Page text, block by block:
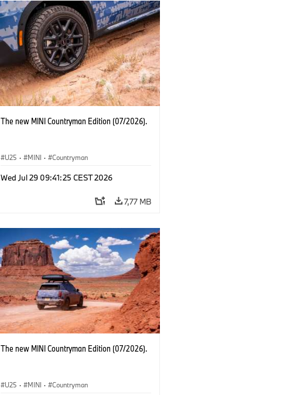
The new MINI Countryman Edition (07/2026).
U25 · MINI · Countryman
Wed Jul 29 09:41:25 CEST 2026
7,77 MB
The new MINI Countryman Edition (07/2026).
U25 · MINI · Countryman